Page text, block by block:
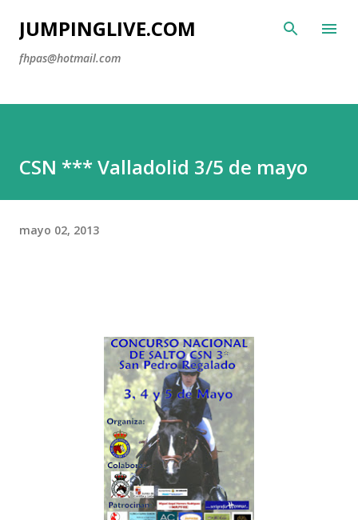
Ir al contenido principal
JUMPINGLIVE.COM
fhpas@hotmail.com
CSN *** Valladolid 3/5 de mayo
mayo 02, 2013